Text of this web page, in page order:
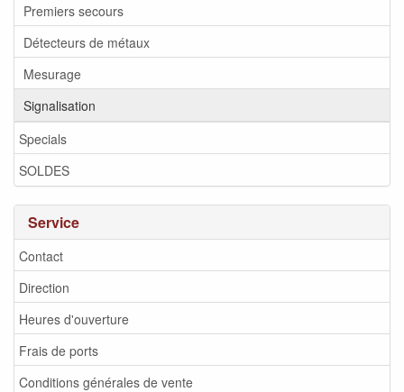
Premiers secours
Détecteurs de métaux
Mesurage
Signalisation
Specials
SOLDES
Service
Contact
Direction
Heures d'ouverture
Frais de ports
Conditions générales de vente